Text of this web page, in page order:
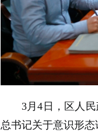
3月4日，区人
总书记关于意识形